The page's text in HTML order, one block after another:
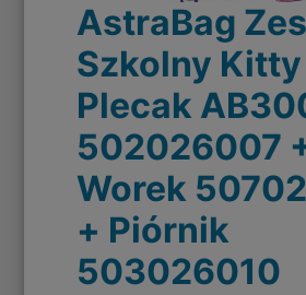
AstraBag
Szkolny
Plecak
502026007
Worek
+ Piórnik
503026010